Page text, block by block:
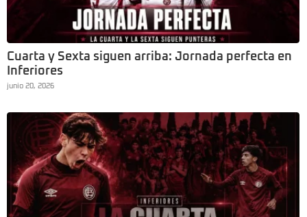
Cuarta y Sexta siguen arriba: Jornada perfecta en
Inferiores
junio 20, 2026